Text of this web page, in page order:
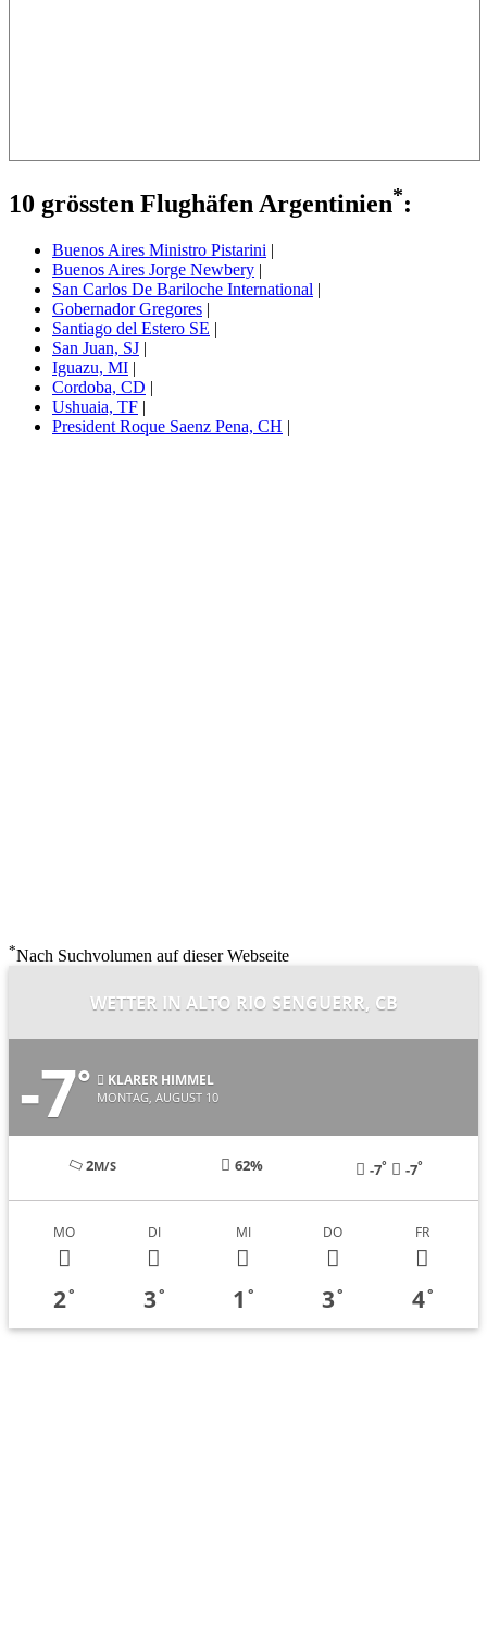
10 grössten Flughäfen Argentinien*:
Buenos Aires Ministro Pistarini |
Buenos Aires Jorge Newbery |
San Carlos De Bariloche International |
Gobernador Gregores |
Santiago del Estero SE |
San Juan, SJ |
Iguazu, MI |
Cordoba, CD |
Ushuaia, TF |
President Roque Saenz Pena, CH |
*Nach Suchvolumen auf dieser Webseite
WETTER IN ALTO RIO SENGUERR, CB
-7° KLARER HIMMEL
MONTAG, AUGUST 10
2M/S 62% -7° -7°
MO
2°
DI
3°
MI
1 °
DO
3°
FR
4°